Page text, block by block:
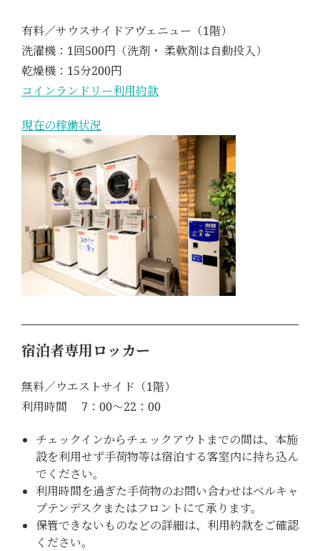
有料／サウスサイドアヴェニュー（1階）
洗濯機：1回500円（洗剤・ 柔軟剤は自動投入）
乾燥機：15分200円
コインランドリー利用約款
現在の稼働状況
宿泊者専用ロッカー
無料／ウエストサイド（1階）
利用時間 7：00～22：00
チェックインからチェックアウトまでの間は、本施
設を利用せず手荷物等は宿泊する客室内に持ち込ん
でください。
利用時間を過ぎた手荷物のお問い合わせはベルキャ
プテンデスクまたはフロントにて承ります。
保管できないものなどの詳細は、利用約款をご確認
ください。